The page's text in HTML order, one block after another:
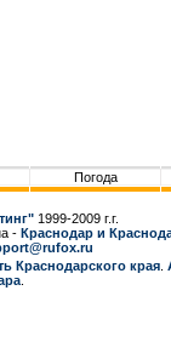
Погода
1999-2009 г.г.
- Краснодар и
Краснодарcкого края